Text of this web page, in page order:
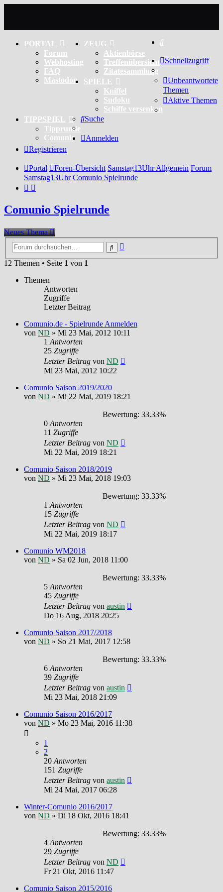
PORTAL
Forum
Webhosting
FAQ
Mastodon
ZEUG
Aktienbörse
Treffenübersicht
Zitatesammlung
SPIELE
Kniffel
Sudoku
Schiffe versenken
TIPPSPIEL
Tipprunde
Comunio
Schnellzugriff
Unbeantwortete
Themen
Aktive Themen
Suche
Anmelden
Registrieren
Portal Foren-Übersicht Samstag13Uhr Allgemein Forum
Samstag13Uhr Comunio Spielrunde
Comunio Spielrunde
Neues Thema
Suche
12 Themen • Seite 1 von 1
Themen
Antworten
Zugriffe
Letzter Beitrag
Comunio.de - Spielrunde Anmelden
von ND » Mi 23 Mai, 2012 10:11
1Antworten
25 Zugriffe
Letzter Beitrag von ND
Mi 23 Mai, 2012 10:22
Comunio Saison 2019/2020
von ND » Mi 22 Mai, 2019 18:21
Bewertung: 33.33%
0Antworten
11 Zugriffe
Letzter Beitrag von ND
Mi 22 Mai, 2019 18:21
Comunio Saison 2018/2019
von ND » Mi 23 Mai, 2018 19:03
Bewertung: 33.33%
1Antworten
15 Zugriffe
Letzter Beitrag von ND
Mi 22 Mai, 2019 18:17
Comunio WM2018
von ND » Sa 02 Jun, 2018 11:00
Bewertung: 33.33%
5Antworten
45 Zugriffe
Letzter Beitrag von austin
Do 16 Aug, 2018 20:25
Comunio Saison 2017/2018
von ND » So 21 Mai, 2017 12:58
Bewertung: 33.33%
6Antworten
39 Zugriffe
Letzter Beitrag von austin
Mi 23 Mai, 2018 21:09
Comunio Saison 2016/2017
von ND » Mo 23 Mai, 2016 11:38
1
2
20Antworten
151 Zugriffe
Letzter Beitrag von austin
Mi 24 Mai, 2017 06:28
Winter-Comunio 2016/2017
von ND » Di 18 Okt, 2016 18:41
Bewertung: 33.33%
4Antworten
29 Zugriffe
Letzter Beitrag von ND
Fr 21 Okt, 2016 11:47
Comunio Saison 2015/2016